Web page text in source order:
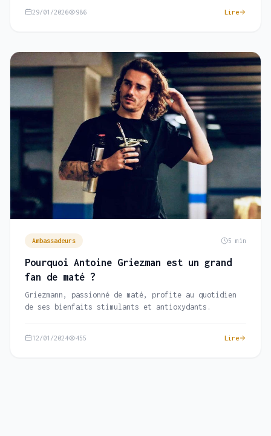
29/01/2026 986 Lire
Ambassadeurs 5 min
Pourquoi Antoine Griezman est un grand
fan de maté ?
Griezmann, passionné de maté, profite au quotidien
de ses bienfaits stimulants et antioxydants.
12/01/2024 455 Lire